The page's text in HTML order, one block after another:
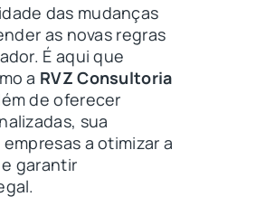
das mudanças
as novas regras
É aqui que
a RVZ Consultoria
de oferecer
sua
a otimizar a
garantir